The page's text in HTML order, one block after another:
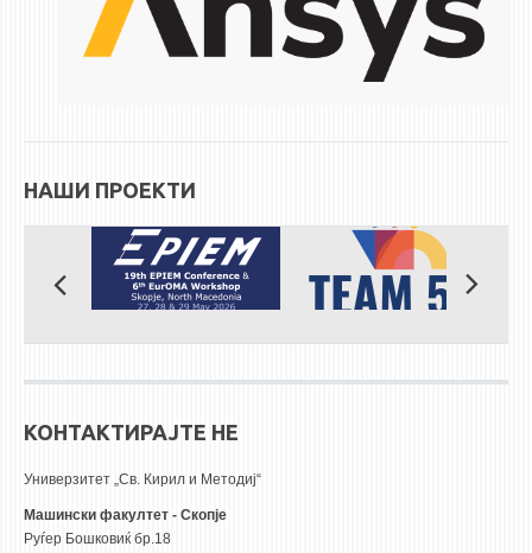
ЕКВИВАЛЕНЦИИ ОД СТАРИ СТУДИСКИ ПРОГРАМИ
СООПШТЕНИЈА
СТУДЕНТСКА СЛУЖБА
ДА ВИНЧИ МАГАЗИН
СТИПЕНДИИ/ПРАКСИ
НАШИ ПРОЕКТИ
КОНТАКТИРАЈТЕ НЕ
Универзитет „Св. Кирил и Методиј“
Машински факултет - Скопје
Руѓер Бошковиќ бр.18